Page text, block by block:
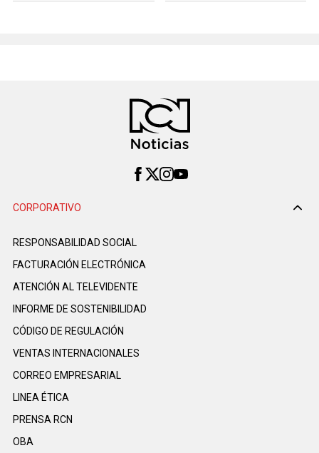
CORPORATIVO
RESPONSABILIDAD SOCIAL
FACTURACIÓN ELECTRÓNICA
ATENCIÓN AL TELEVIDENTE
INFORME DE SOSTENIBILIDAD
CÓDIGO DE REGULACIÓN
VENTAS INTERNACIONALES
CORREO EMPRESARIAL
LINEA ÉTICA
PRENSA RCN
OBA